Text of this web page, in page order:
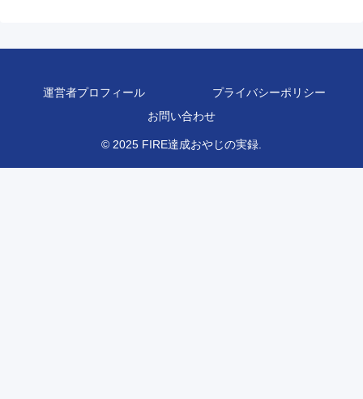
運営者プロフィール
プライバシーポリシー
お問い合わせ
© 2025 FIRE達成おやじの実録.